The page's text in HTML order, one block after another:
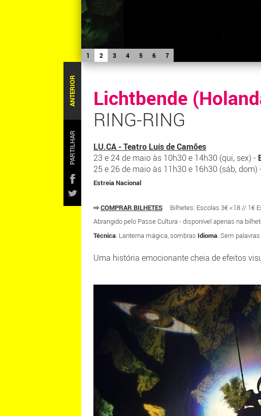
1 2 3 4 5 6 7
ANTERIOR
PARTILHAR
Lichtbende
RING-RING
LU.CA - Teatro Luís de Camões
23 e 24 de maio às 10h30 e 14h30 (qui, sex) -
25 e 26 de maio às 11h30 e 16h30 (sáb, dom) -
Estreia Nacional
⇨COMPRAR BILHETES Bilhetes: Escolas 3€ <18 // 1€
Abrangido pelo Passe Cultura - disponível apenas na
Técnica: Lanterna mágica, sombras Idioma: Sem palavras
Uma história emocionante cheia de efeitos